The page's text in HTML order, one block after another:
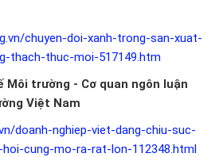
chuyen-doi-xanh-trong-san-xuat-
thach-thuc-moi-517149.htm
Môi trường - Cơ quan ngôn luận
Việt Nam
doanh-nghiep-viet-dang-chiu-suc-
cung-mo-ra-rat-lon-112348.html